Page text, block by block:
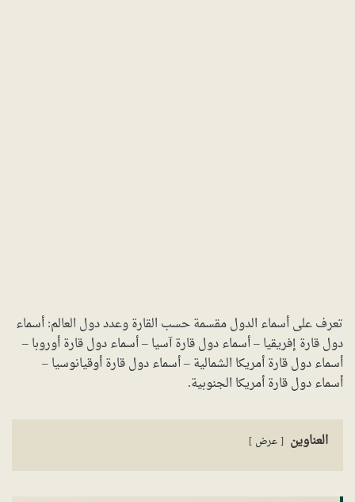
تعرف على أسماء الدول مقسمة حسب القارة وعدد دول العالم: أسماء
دول قارة إفريقيا – أسماء دول قارة آسيا – أسماء دول قارة أوروبا –
أسماء دول قارة أمريكا الشمالية – أسماء دول قارة أوقيانوسيا –
أسماء دول قارة أمريكا الجنوبية.
العناوين عرض